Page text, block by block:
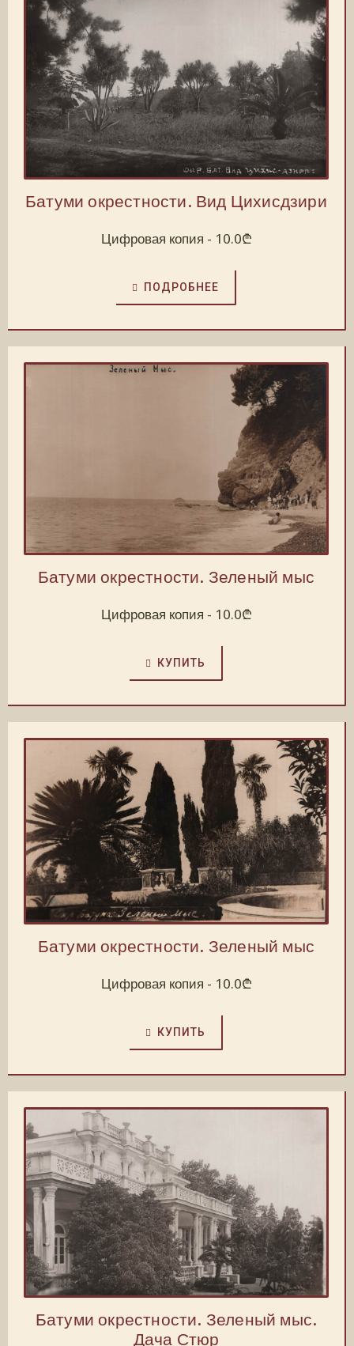
Батуми окрестности. Вид Цихисдзири
Цифровая копия - 10.0₾
ПОДРОБНЕЕ
Батуми окрестности. Зеленый мыс
Цифровая копия - 10.0₾
КУПИТЬ
Батуми окрестности. Зеленый мыс
Цифровая копия - 10.0₾
КУПИТЬ
Батуми окрестности. Зеленый мыс.
Дача Стюр